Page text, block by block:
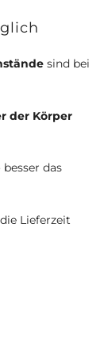
sind bei
der Körper
das
Lieferzeit